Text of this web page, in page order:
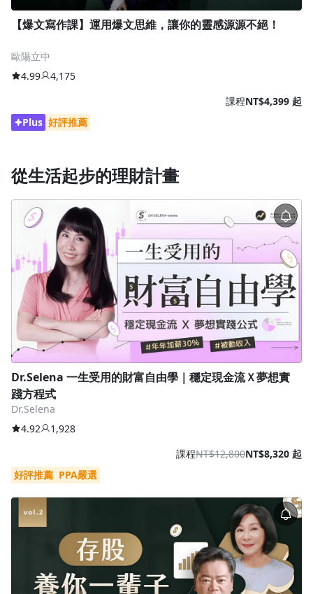
【爆文寫作課】運用爆文思維，讓你的靈感源源不絕！
歐陽立中
4.99
4,175
課程NT$4,399 起
Plus 好評推薦
從生活起步的理財計畫
Dr.Selena 一生受用的財富自由學｜穩定現金流Ｘ夢想實
踐方程式
Dr.Selena
4.92
1,928
課程NT$12,800NT$8,320 起
好評推薦 PPA嚴選